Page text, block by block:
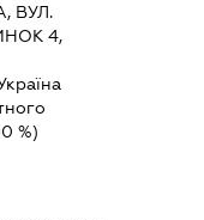
ВУЛ.
4,
%)